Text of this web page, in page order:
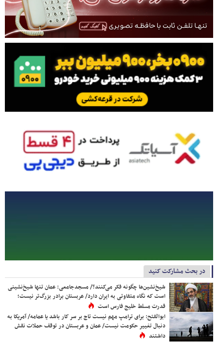
در بحث مشارکت کنید
شیخ‌نشین‌ها چگونه فکر می‌کنند؟/ مسجدجامعی: عمان تنها شیخ‌نشینی
است که نگاه متفاوتی به ایران دارد/ عربستان برادر بزرگ‌تر نیست؛
قدرت مسلط خلیج فارس است
ابوالفتح: برای ترامپ مهم نیست تاج بر سر کار باشد یا عمامه/ آمریکا به
دنبال تغییر حکومت نیست/ عمان و عربستان در توقف حملات نقش
داشتند